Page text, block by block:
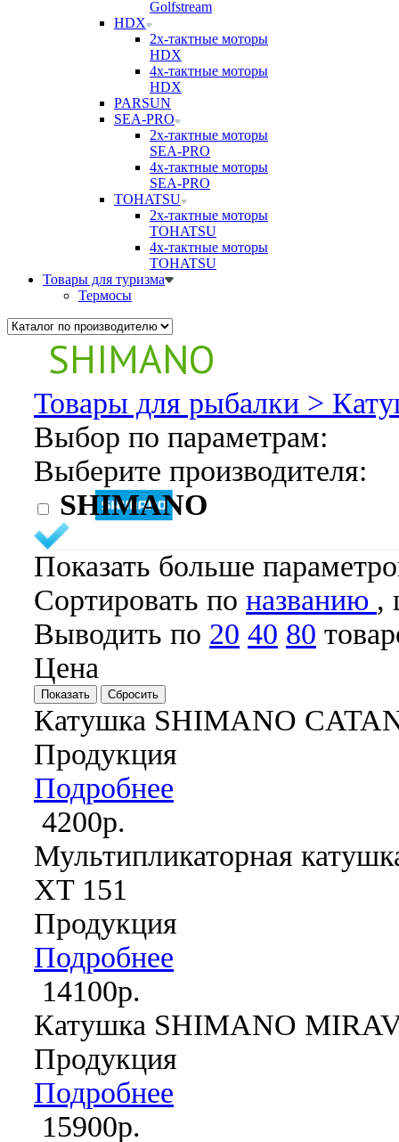
Golfstream
HDX
2х-тактные моторы
HDX
4х-тактные моторы
HDX
PARSUN
SEA-PRO
2х-тактные моторы
SEA-PRO
4х-тактные моторы
SEA-PRO
TOHATSU
2х-тактные моторы
TOHATSU
4х-тактные моторы
TOHATSU
Товары для туризма
Термосы
SHIMANO
Товары для рыбалки >
Выбор по параметрам:
Выберите производителя:
SHIMANO
Показать больше
Cортировать по названию ,
Выводить по 20 40 80
Цена
Катушка SHIMANO
Продукция
Подробнее
4200р.
Мультипликаторная
XT 151
Продукция
Подробнее
14100р.
Катушка SHIMANO
Продукция
Подробнее
15900р.